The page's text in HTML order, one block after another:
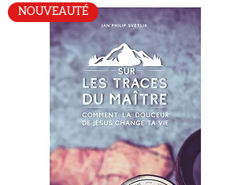
NOUVEAUTÉ